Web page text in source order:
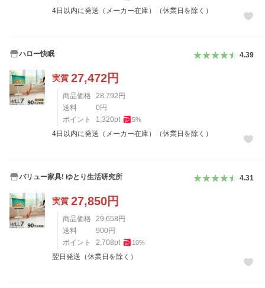
4日以内に発送（メーカー在庫）（休業日を除く）
ハロー快眠 4.39
実質 27,472円
商品価格 28,792 円
送料
0 円
ポイント
1,320pt 5%
4日以内に発送（メーカー在庫）（休業日を除く）
バリュー家具! ゆとり生活研究所 4.31
実質 27,850円
商品価格 29,658 円
送料
900 円
ポイント
2,708pt 10%
翌日発送（休業日を除く）